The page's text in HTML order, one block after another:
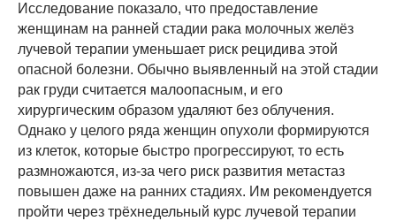
Исследование показало, что предоставление
женщинам на ранней стадии рака молочных желёз
лучевой терапии уменьшает риск рецидива этой
опасной болезни. Обычно выявленный на этой стадии
рак груди считается малоопасным, и его
хирургическим образом удаляют без облучения.
Однако у целого ряда женщин опухоли формируются
из клеток, которые быстро прогрессируют, то есть
размножаются, из-за чего риск развития метастаз
повышен даже на ранних стадиях. Им рекомендуется
пройти через трёхнедельный курс лучевой терапии